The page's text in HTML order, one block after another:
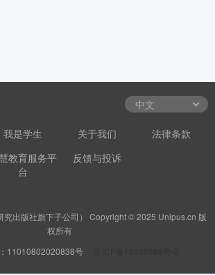
我是学生 关于我们
法律条款
教育服务平
台
反馈与投诉
究出版社旗下子公司） Copyright © 2025 Unipus.cn 版
权所有
11010802020838号